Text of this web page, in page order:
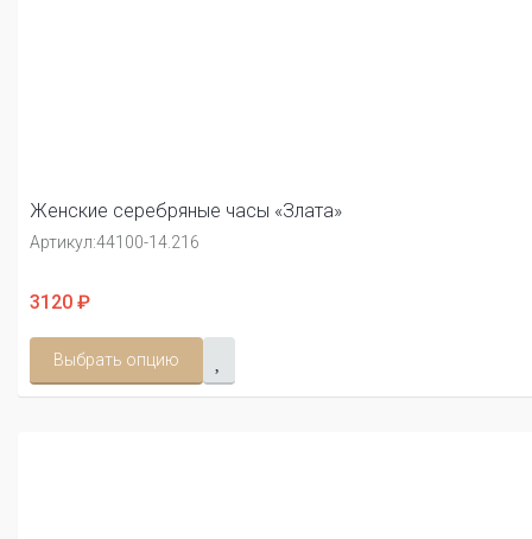
Женские серебряные часы «Злата»
Артикул:44100-14.216
3120 ₽
Выбрать опцию